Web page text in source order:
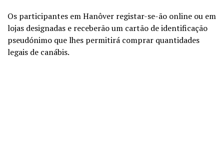
Os participantes em Hanôver registar-se-ão online ou em
lojas designadas e receberão um cartão de identificação
pseudónimo que lhes permitirá comprar quantidades
legais de canábis.